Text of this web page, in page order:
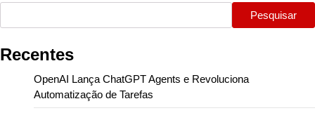
Pesquisar
Recentes
OpenAI Lança ChatGPT Agents e Revoluciona
Automatização de Tarefas